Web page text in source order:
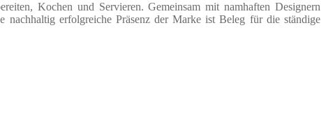
Kochen und Servieren. Gemeinsam mit namhaften Designern
nachhaltig erfolgreiche Präsenz der Marke ist Beleg für die ständige